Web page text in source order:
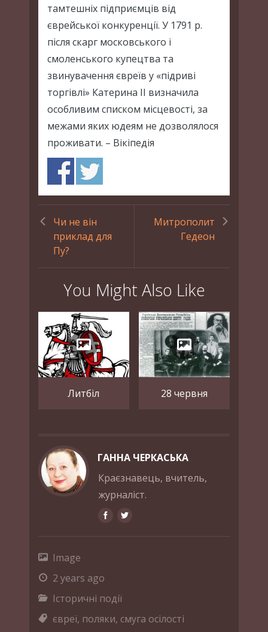
тамтешніх підприємців від
єврейської конкуренції. У 1791 р.
після скарг московського і
смоленського купецтва та
звинувачення євреїв у «підриві
торгівлі» Катерина II визначила
особливим списком місцевості, за
межами яких юдеям не дозволялося
проживати. – Вікіпедія
Чи не він
приклад для
Пу?
Митрополит
Гедеон
You Might Also Like
Литбіл 28 червня
ГАННА ЧЕРКАСЬКА
Краєзнавець, вчитель,
журналіст.
Image
2 years ago
Історичні події
євреї, поляки, смуга осілості